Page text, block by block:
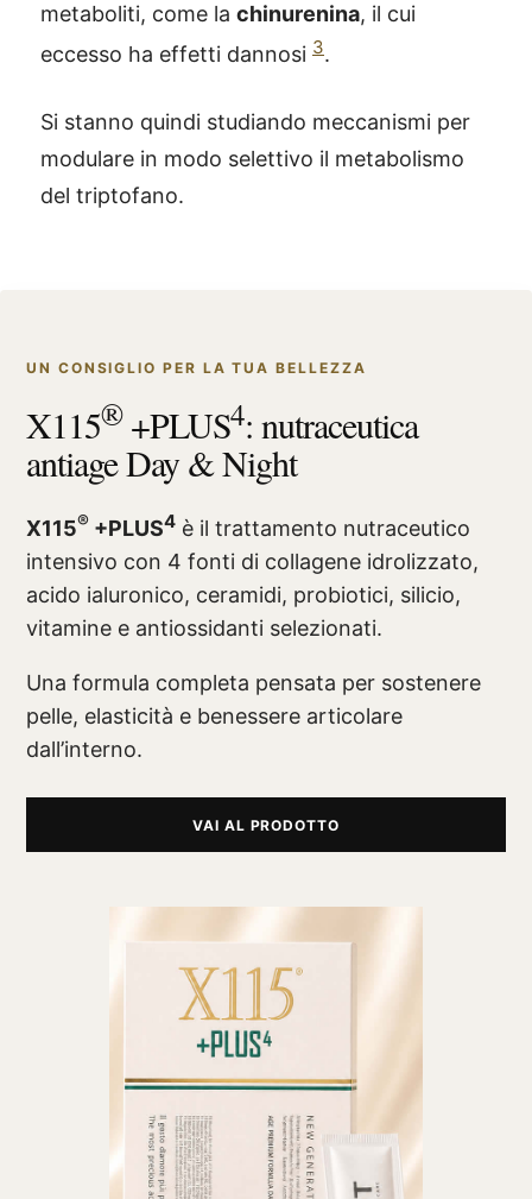
metaboliti, come la chinurenina, il cui
eccesso ha effetti dannosi 3.
Si stanno quindi studiando meccanismi per
modulare in modo selettivo il metabolismo
del triptofano.
UN CONSIGLIO PER LA TUA BELLEZZA
X115®+PLUS4: nutraceutica
antiage Day & Night
X115® +PLUS4 è il trattamento nutraceutico
intensivo con 4 fonti di collagene idrolizzato,
acido ialuronico, ceramidi, probiotici, silicio,
vitamine e antiossidanti selezionati.
Una formula completa pensata per sostenere
pelle, elasticità e benessere articolare
dall’interno.
VAI AL PRODOTTO